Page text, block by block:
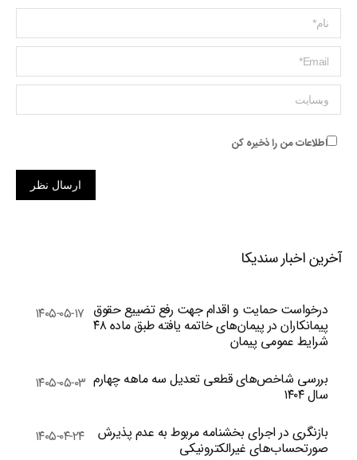
Name *
ایمیل *
وبسایت
اطلاعات من را ذخیره کن
ارسال نظر
آخرین اخبار سندیکا
درخواست حمایت و اقدام جهت رفع تضییع حقوق
پیمانکاران در پیمان‌های خاتمه یافته طبق ماده ۴۸
شرایط عمومی پیمان
۱۴۰۵-۰۵-۱۷
بررسی شاخص‌های قطعی تعدیل سه ماهه چهارم
سال ۱۴۰۴
۱۴۰۵-۰۵-۰۳
بازنگری در اجرای بخشنامه مربوط به عدم پذیرش
صورتحساب‌های غیرالکترونیکی
۱۴۰۵-۰۴-۲۴